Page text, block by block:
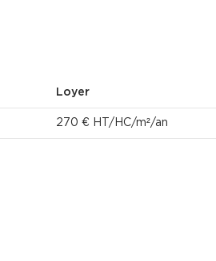
Loyer
270 € HT/HC/m²/an